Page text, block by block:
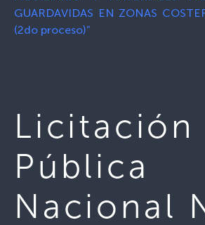
GUARDAVIDAS EN ZONAS
(2do proceso)”
Licitación
Pública
Nacional